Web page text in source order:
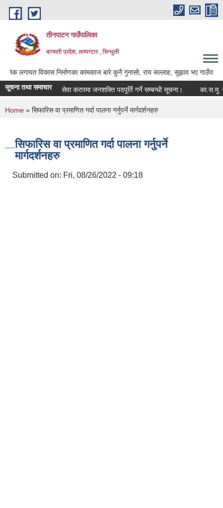
Skip to main content
तीनपाटन गाउँपालिका
बागमती प्रदेश, लाम्पन्टार , सिन्धुली
विकास निर्माणका कामकाज बारे कुनै गुनासो, राय सल्लाह, सुझाव भए
सूचना तथा समाचारसेवा करारमा जनशक्ति पदपूर्ति गर्ने सम्बन्धी सूचना। का.स.मु.
You are here
Home » सिफारिस वा प्रमाणित गर्दा पालना गर्नुपर्ने मार्गदर्शनहरु
सिफारिस वा प्रमाणित गर्दा पालना गर्नुपर्ने
मार्गदर्शनहरु
Submitted on: Fri, 08/26/2022 - 09:18